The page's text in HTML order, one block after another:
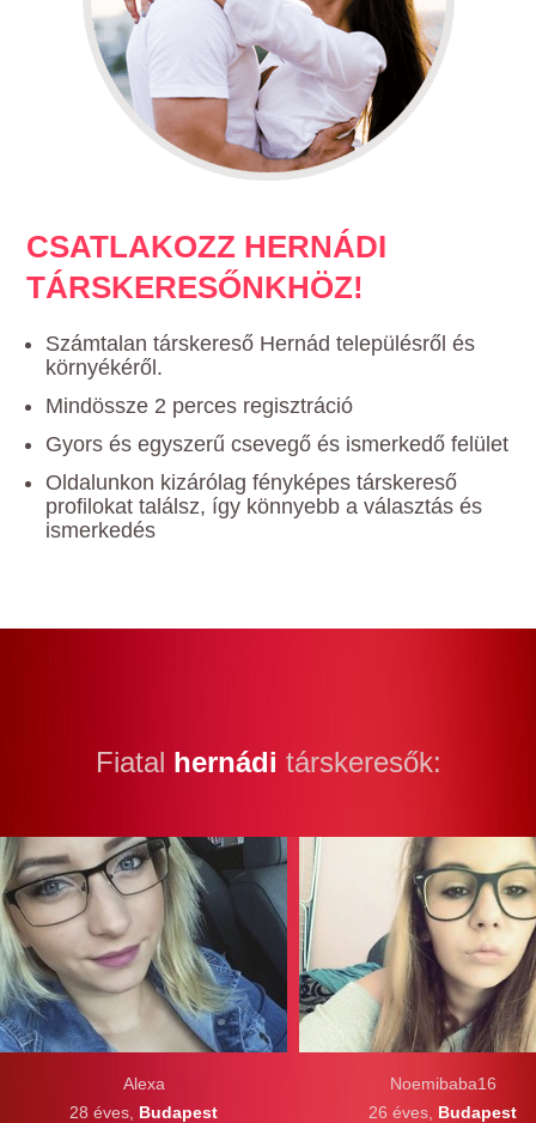
CSATLAKOZZ HERNÁDI
TÁRSKERESŐNKHÖZ!
Számtalan társkereső Hernád településről és
környékéről.
Mindössze 2 perces regisztráció
Gyors és egyszerű csevegő és ismerkedő felület
Oldalunkon kizárólag fényképes társkereső
profilokat találsz, így könnyebb a választás és
ismerkedés
Fiatal hernádi társkeresők:
Alexa
28 éves, Budapest
Noemibaba16
26 éves, Budapest